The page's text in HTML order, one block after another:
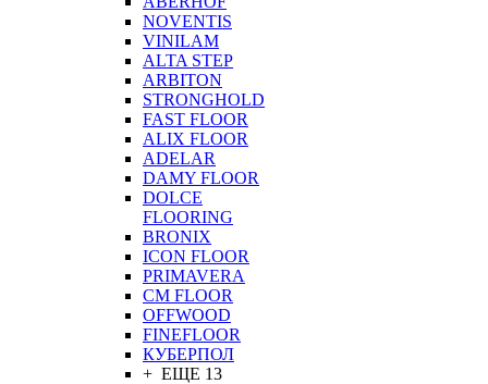
NOVENTIS
VINILAM
ALTA STEP
ARBITON
STRONGHOLD
FAST FLOOR
ALIX FLOOR
ADELAR
DAMY FLOOR
DOLCE
FLOORING
BRONIX
ICON FLOOR
PRIMAVERA
CM FLOOR
OFFWOOD
FINEFLOOR
КУБЕРПОЛ
+ ЕЩЕ 13